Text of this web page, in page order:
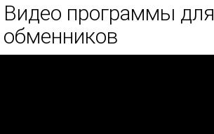
Видео программы для
обменников